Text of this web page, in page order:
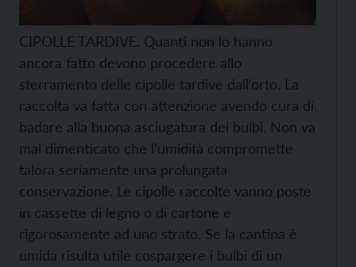
CIPOLLE TARDIVE. Quanti non lo hanno
ancora fatto devono procedere allo
sterramento delle cipolle tardive dall’orto. La
raccolta va fatta con attenzione avendo cura di
badare alla buona asciugatura dei bulbi. Non va
mai dimenticato che l’umidità compromette
talora seriamente una prolungata
conservazione. Le cipolle raccolte vanno poste
in cassette di legno o di cartone e
rigorosamente ad uno strato. Se la cantina è
umida risulta utile cospargere i bulbi di un